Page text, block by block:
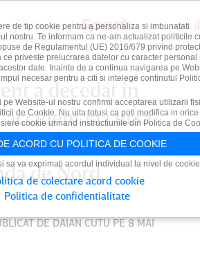
a decedat în
la cursa
West 200, ce are
de Nord
DEDAIAN CUTUPE 8 MAI
de tip cookie pentru a personaliza si imbunatati
nostru. Te informam ca ne-am actualizat politicile
de Regulamentul (UE) 2016/679 privind
priveste prelucrarea datelor cu caracter personal
date. Inainte de a continua navigarea pe
necesar pentru a citi si intelege continutul
pe Website-ul nostru confirmi acceptarea utilizarii
de Cookie. Nu uita totusi ca poti modifica in orice
cookie urmand instructiunile din Politica de
ACORD CU POLITICA DE COOKIE
sa va exprimati acordul individual la nivel de
de colectare acord cookie
Politica de confidentialitate